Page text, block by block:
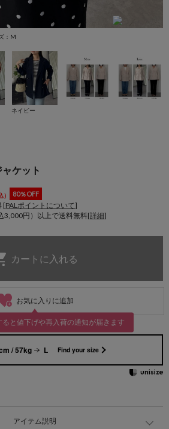
：M
ネイビー
ケット
80％OFF
[PALポイントについて]
3,000円）以上で送料無料[詳細]
お気に入りに追加
と値下げや再入荷の通知が届きます
/ 57kg L Find your size
アイテム説明